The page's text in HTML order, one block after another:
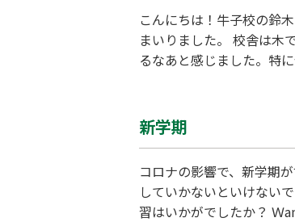
こんにちは！牛子校の鈴
まいりました。 校舎は木
るなあと感じました。特
新学期
コロナの影響で、新学期
していかないといけない
習はいかがでしたか？ Ｗ